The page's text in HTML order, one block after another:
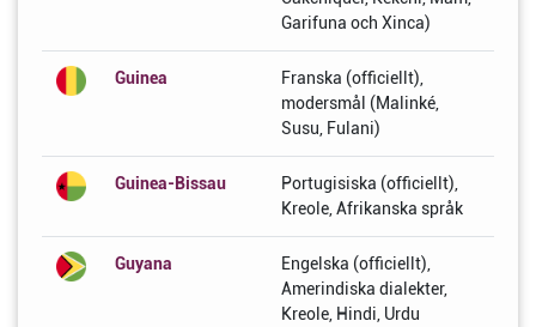
Garifuna och Xinca)
Guinea
Franska (officiellt),
modersmål (Malinké,
Susu, Fulani)
Guinea-Bissau
Portugisiska (officiellt),
Kreole, Afrikanska språk
Guyana
Engelska (officiellt),
Amerindiska dialekter,
Kreole, Hindi, Urdu